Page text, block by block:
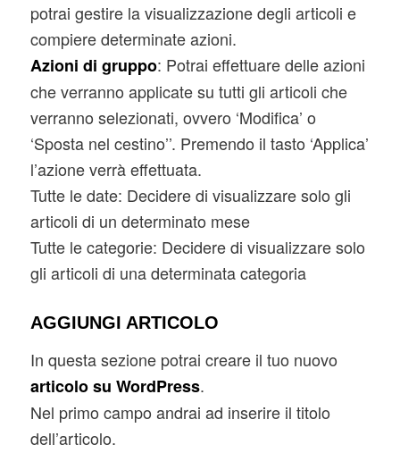
potrai gestire la visualizzazione degli articoli e
compiere determinate azioni.
Azioni di gruppo: Potrai effettuare delle azioni
che verranno applicate su tutti gli articoli che
verranno selezionati, ovvero ‘Modifica’ o
‘Sposta nel cestino’’. Premendo il tasto ‘Applica’
l’azione verrà effettuata.
Tutte le date: Decidere di visualizzare solo gli
articoli di un determinato mese
Tutte le categorie: Decidere di visualizzare solo
gli articoli di una determinata categoria
AGGIUNGI ARTICOLO
In questa sezione potrai creare il tuo nuovo
articolo su WordPress.
Nel primo campo andrai ad inserire il titolo
dell’articolo.